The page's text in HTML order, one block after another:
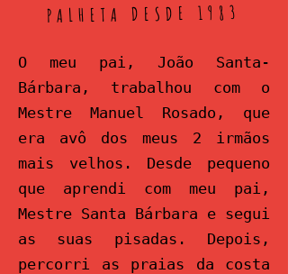
PALHETA DESDE 1983
O meu pai, João Santa-
Bárbara, trabalhou com o
Mestre Manuel Rosado, que
era avô dos meus 2 irmãos
mais velhos. Desde pequeno
que aprendi com meu pai,
Mestre Santa Bárbara e segui
as suas pisadas. Depois,
percorri as praias da costa